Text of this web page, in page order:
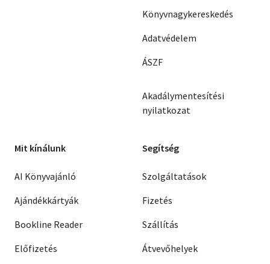
Könyvnagykereskedés
Adatvédelem
ÁSZF
Akadálymentesítési
nyilatkozat
Mit kínálunk
AI Könyvajánló
Ajándékkártyák
Bookline Reader
Előfizetés
Segítség
Szolgáltatások
Fizetés
Szállítás
Átvevőhelyek